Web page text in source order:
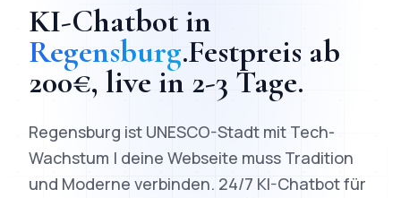
KI-Chatbot in
Regensburg.Festpreis ab
200€, live in 2-3 Tage.
Regensburg ist UNESCO-Stadt mit Tech-
Wachstum | deine Webseite muss Tradition
und Moderne verbinden. 24/7 KI-Chatbot für